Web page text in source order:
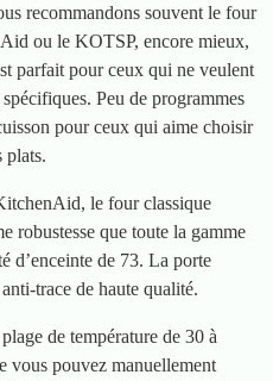
recommandons souvent le four
ou le KOTSP, encore mieux,
parfait pour ceux qui ne veulent
Peu de programmes
pour ceux qui aime choisir
plats.
le four classique
robustesse que toute la gamme
d’enceinte de 73. La porte
trace de haute qualité.
de température de 30 à
vous pouvez manuellement